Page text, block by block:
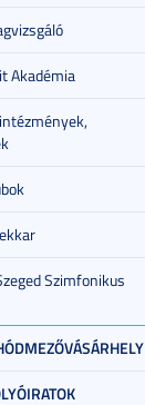
Akadémia
Szimfonikus